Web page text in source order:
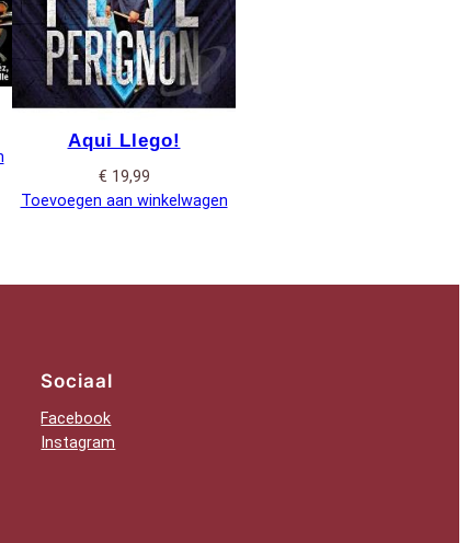
Aqui Llego!
€ 19,99
Toevoegen aan winkelwagen
Sociaal
Facebook
Instagram